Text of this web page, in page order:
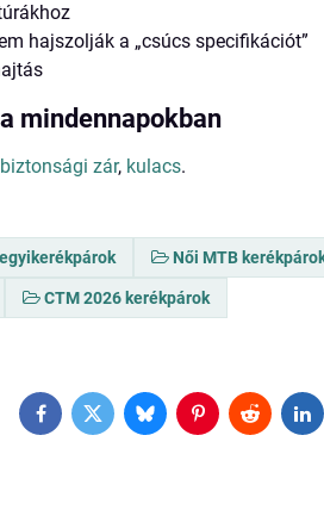
hajszolják a „csúcs specifikációt”
mindennapokban
biztonsági zár, kulacs.
Női MTB
CTM 2026 kerékpárok
FacebookTwitterBlueskyPinterestReddit